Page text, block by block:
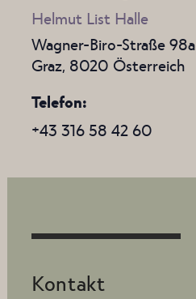
Helmut List Halle
Wagner-Biro-Straße 98a
Graz, 8020 Österreich
Telefon
+43 316 58 42 60
Kontakt